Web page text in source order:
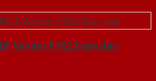
Veneer P1R2 Xoan dao